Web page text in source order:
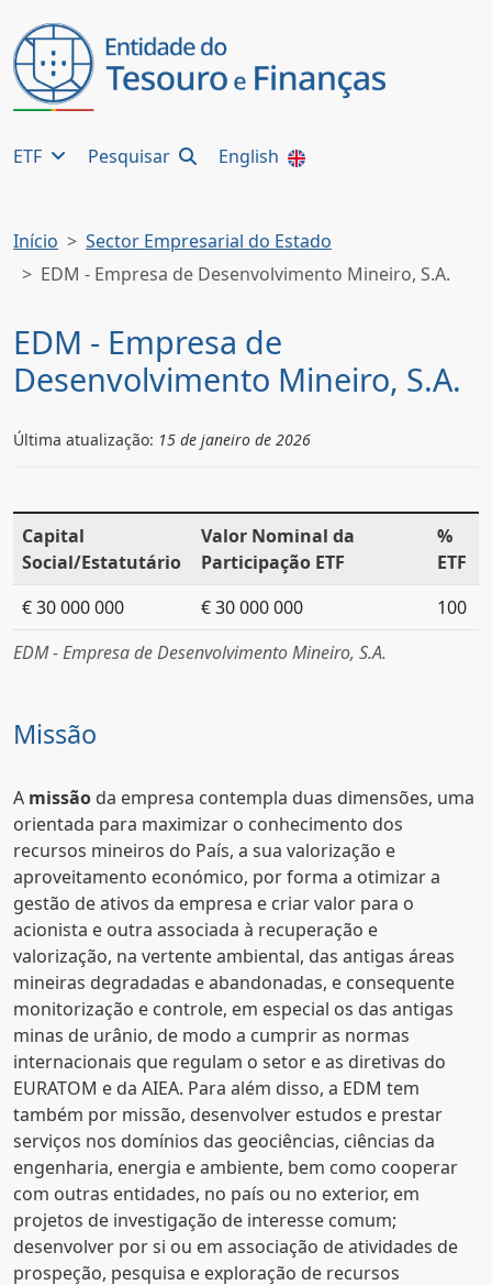
ETF Pesquisar English
Início
Sector Empresarial do Estado
EDM - Empresa de Desenvolvimento Mineiro, S.A.
EDM - Empresa de
Desenvolvimento Mineiro, S.A.
Última atualização: 15 de janeiro de 2026
EDM - Empresa de Desenvolvimento Mineiro, S.A.
Capital
Social/Estatutário
Valor Nominal da
Participação ETF
%
ETF
€ 30 000 000
€ 30 000 000 100
Missão
A missão da empresa contempla duas dimensões, uma
orientada para maximizar o conhecimento dos
recursos mineiros do País, a sua valorização e
aproveitamento económico, por forma a otimizar a
gestão de ativos da empresa e criar valor para o
acionista e outra associada à recuperação e
valorização, na vertente ambiental, das antigas áreas
mineiras degradadas e abandonadas, e consequente
monitorização e controle, em especial os das antigas
minas de urânio, de modo a cumprir as normas
internacionais que regulam o setor e as diretivas do
EURATOM e da AIEA. Para além disso, a EDM tem
também por missão, desenvolver estudos e prestar
serviços nos domínios das geociências, ciências da
engenharia, energia e ambiente, bem como cooperar
com outras entidades, no país ou no exterior, em
projetos de investigação de interesse comum;
desenvolver por si ou em associação de atividades de
prospeção, pesquisa e exploração de recursos